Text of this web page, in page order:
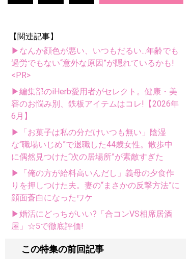
【関連記事】
▶なんか顔色が悪い、いつもだるい...年齢でも
過労でもない“意外な原因”が隠れているかも!
<PR>
▶編集部のiHerb愛用者がセレクト。健康・美
容のお悩み別、鉄板アイテムはコレ!【2026年
6月】
▶「お菓子は私の分だけいつも無い」陰湿
な“職場いじめ”で退職した44歳女性。散歩中
に偶然見つけた“次の居場所”が素敵すぎた
▶「俺の方が給料高いんだし」義母の夕食作
りを押しつけた夫。妻の“まさかの反撃方法”に
顔面蒼白になったワケ
▶婚活にどっちがいい?「合コンVS相席居酒
屋」☆5で徹底評価!
この特集の前回記事